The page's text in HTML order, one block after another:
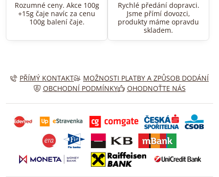
Rozumné ceny. Akce 100g
+15g čaje navíc za cenu
100g balení čaje.
Rychlé předání dopravci.
Jsme přímí dovozci,
produkty máme opravdu
skladem.
PŘÍMÝ KONTAKT
MOŽNOSTI PLATBY A ZPŮSOB DODÁNÍ
OBCHODNÍ PODMÍNKY
OHODNOŤTE NÁS